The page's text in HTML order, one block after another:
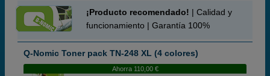
¡Producto recomendado! | Calidad y
funcionamiento | Garantía 100%
Q-Nomic Toner pack TN-248 XL (4 colores)
Ahorra 110,00 €